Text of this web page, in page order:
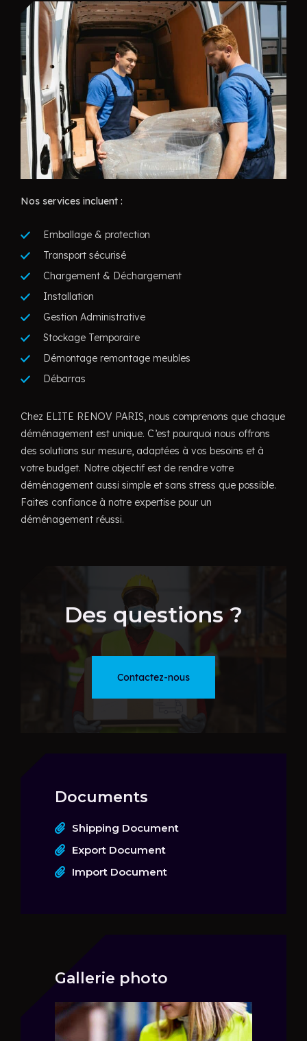
Nos services incluent :
Emballage & protection
Transport sécurisé
Chargement & Déchargement
Installation
Gestion Administrative
Stockage Temporaire
Démontage remontage meubles
Débarras
Chez ELITE RENOV PARIS, nous comprenons que chaque
déménagement est unique. C’est pourquoi nous offrons
des solutions sur mesure, adaptées à vos besoins et à
votre budget. Notre objectif est de rendre votre
déménagement aussi simple et sans stress que possible.
Faites confiance à notre expertise pour un
déménagement réussi.
Des questions ?
Contactez-nous
Documents
Shipping Document
Export Document
Import Document
Gallerie photo